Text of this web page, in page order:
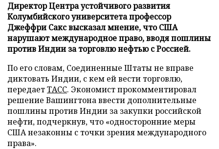
Директор Центра устойчивого развития
Колумбийского университета профессор
Джеффри Сакс высказал мнение, что США
нарушают международное право, вводя пошлины
против Индии за торговлю нефтью с Россией.
По его словам, Соединенные Штаты не вправе
диктовать Индии, с кем ей вести торговлю,
передаетТАСС. Экономист прокомментировал
решение Вашингтона ввести дополнительные
пошлины против Индии за закупки российской
нефти, подчеркнув, что «односторонние меры
США незаконны с точки зрения международного
права».